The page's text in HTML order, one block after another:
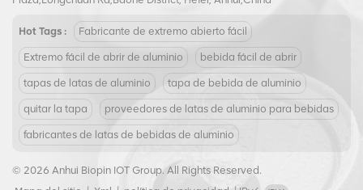
envasando jugo, cerveza u
otros productos enlatados,
Beverage Ends - 200 SOT LOE
es el producto perfecto para
preservar la calidad y la
frescura. Entonces, ¿por qué
esperar? Elija hoy los extremos
para bebidas - 200 SOT LOE y
embalaje superior que su
Hot Tags : Fabricante de extremo abierto fácil
Extremo fácil de abrir de aluminio bebida fácil de abrir
tapas de latas de aluminio tapa de bebida de aluminio
quitar la tapa proveedores de latas de aluminio para bebidas
fabricantes de latas de bebidas de aluminio
© 2026 Anhui Biopin IOT Group. All Rights Reserved.